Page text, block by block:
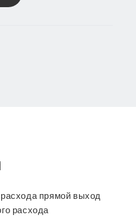
прямой выход
расхода